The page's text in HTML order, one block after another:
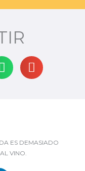
ES DEMASIADO
VINO.